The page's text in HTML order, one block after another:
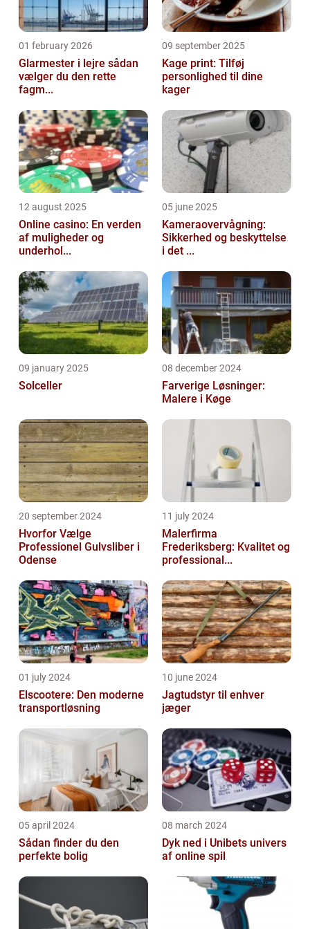
01 february 2026
Glarmester i lejre sådan
vælger du den rette
fagm...
09 september 2025
Kage print: Tilføj
personlighed til dine
kager
12 august 2025
Online casino: En verden
af muligheder og
underhol...
05 june 2025
Kameraovervågning:
Sikkerhed og beskyttelse
i det ...
09 january 2025
Solceller
08 december 2024
Farverige Løsninger:
Malere i Køge
20 september 2024
Hvorfor Vælge
Professionel Gulvsliber i
Odense
11 july 2024
Malerfirma
Frederiksberg: Kvalitet og
professional...
01 july 2024
Elscootere: Den moderne
transportløsning
10 june 2024
Jagtudstyr til enhver
jæger
05 april 2024
Sådan finder du den
perfekte bolig
08 march 2024
Dyk ned i Unibets univers
af online spil